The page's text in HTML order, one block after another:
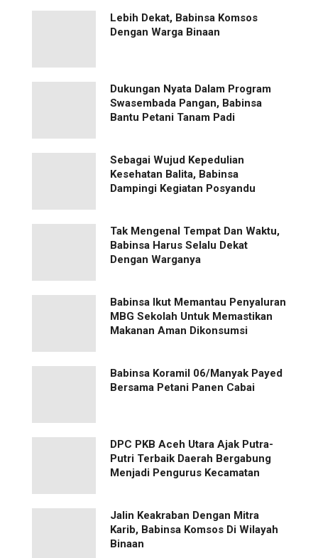
Lebih Dekat, Babinsa Komsos
Dengan Warga Binaan
Dukungan Nyata Dalam Program
Swasembada Pangan, Babinsa
Bantu Petani Tanam Padi
Sebagai Wujud Kepedulian
Kesehatan Balita, Babinsa
Dampingi Kegiatan Posyandu
Tak Mengenal Tempat Dan Waktu,
Babinsa Harus Selalu Dekat
Dengan Warganya
Babinsa Ikut Memantau Penyaluran
MBG Sekolah Untuk Memastikan
Makanan Aman Dikonsumsi
Babinsa Koramil 06/Manyak Payed
Bersama Petani Panen Cabai
‎DPC PKB Aceh Utara Ajak Putra-
Putri Terbaik Daerah Bergabung
Menjadi Pengurus Kecamatan
Jalin Keakraban Dengan Mitra
Karib, Babinsa Komsos Di Wilayah
Binaan